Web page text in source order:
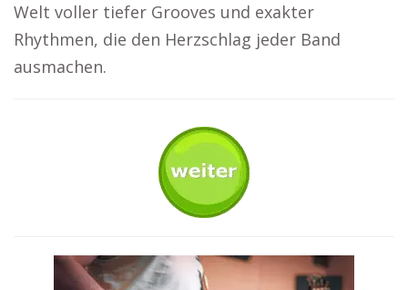
Welt voller tiefer Grooves und exakter
Rhythmen, die den Herzschlag jeder Band
ausmachen.